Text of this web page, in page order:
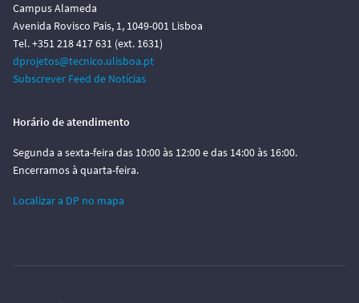
Campus Alameda
Avenida Rovisco Pais, 1, 1049-001 Lisboa
Tel. +351 218 417 631 (ext. 1631)
dprojetos@tecnico.ulisboa.pt
Subscrever Feed de Notícias
Horário de atendimento
Segunda a sexta-feira das 10:00 às 12:00 e das 14:00 às 16:00.
Encerramos à quarta-feira.
Localizar a DP no mapa